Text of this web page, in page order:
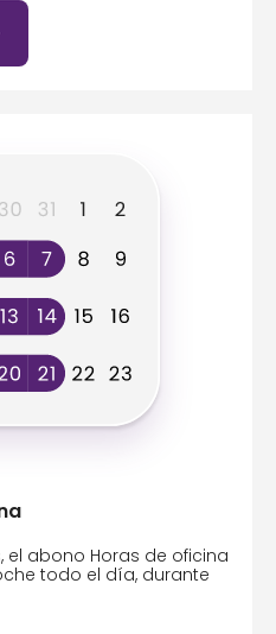
el abono Horas de oficina
todo el día, durante